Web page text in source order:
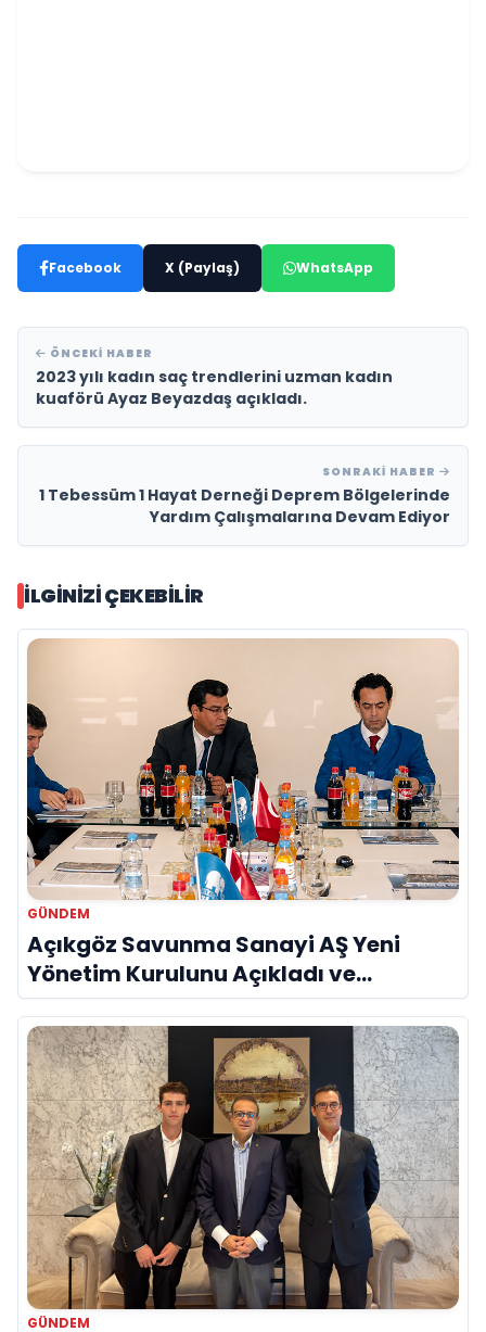
Facebook X (Paylaş) WhatsApp
ÖNCEKI HABER
2023 yılı kadın saç trendlerini uzman kadın
kuaförü Ayaz Beyazdaş açıkladı.
SONRAKI HABER
1 Tebessüm 1 Hayat Derneği Deprem Bölgelerinde
Yardım Çalışmalarına Devam Ediyor
İLGINIZI ÇEKEBILIR
GÜNDEM
Açıkgöz Savunma Sanayi AŞ Yeni
Yönetim Kurulunu Açıkladı ve
Savunma Sanayinde Küresel Vizyon
Vurgusu
GÜNDEM